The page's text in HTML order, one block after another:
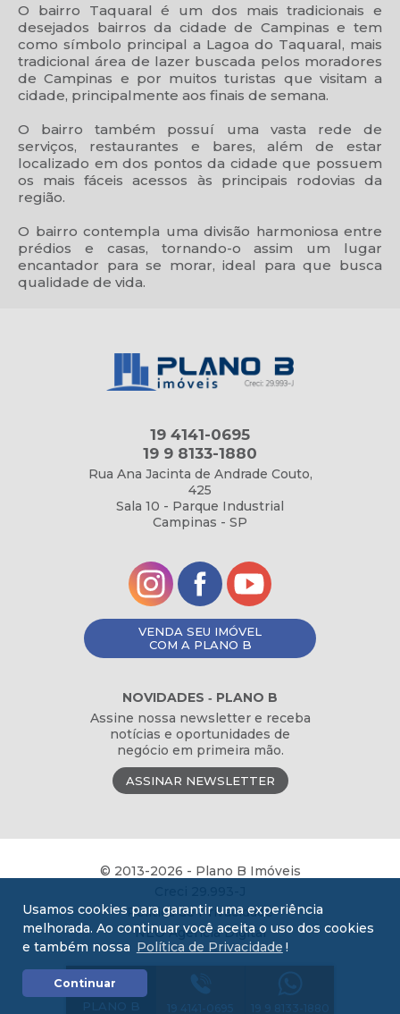
COMPRE
COM A
PLANO B
19 4141-0695 19 9 8133-1880
O bairro Taquaral é um dos mais tradicionais e
desejados bairros da cidade de Campinas e tem
como símbolo principal a Lagoa do Taquaral, mais
tradicional área de lazer buscada pelos moradores
de Campinas e por muitos turistas que visitam a
cidade, principalmente aos finais de semana.
O bairro também possuí uma vasta rede de
serviços, restaurantes e bares, além de estar
localizado em dos pontos da cidade que possuem
os mais fáceis acessos às principais rodovias da
região.
O bairro contempla uma divisão harmoniosa entre
prédios e casas, tornando-o assim um lugar
encantador para se morar, ideal para que busca
qualidade de vida.
19 4141-0695
19 9 8133-1880
Rua Ana Jacinta de Andrade Couto,
425
Sala 10 - Parque Industrial
Campinas - SP
VENDA SEU IMÓVEL
COM A PLANO B
NOVIDADES ‐ PLANO B
Assine nossa newsletter e receba
notícias e oportunidades de
negócio em primeira mão.
ASSINAR NEWSLETTER
© 2013-2026 - Plano B Imóveis
Política de Privacidade
NEO Agência Digital
Usamos cookies para garantir uma experiência
melhorada. Ao continuar você aceita o uso dos cookies
e também nossa Política de Privacidade !
Continuar